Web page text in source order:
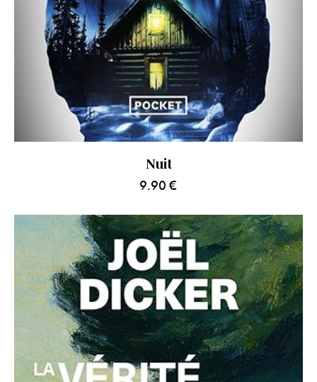
Nuit
9.90 €